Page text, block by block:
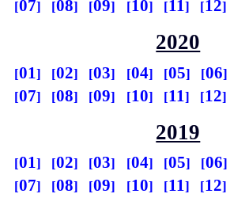
07 08 09 10 11 12
2020
01 02 03 04 05
06
07
08 09 10 11 12
2019
01 02 03 04 05
06
07
08 09 10 11 12